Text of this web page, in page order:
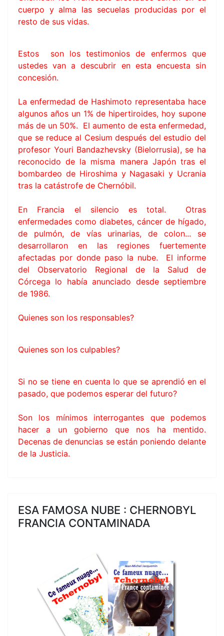
cuerpo y alma las secuelas producidas por el
resto de sus vidas.
Estos son los testimonios de enfermos que
ustedes van a descubrir en esta encuesta sin
concesión.
La enfermedad de Hashimoto representaba hace
algunos años un 1% de hipertiroides, hoy supone
más de un 50%. El aumento de esta enfermedad,
que se reduce al Cesium después del estudio del
profesor Youri Bandazhevsky (Bielorrusia), se ha
reconocido de la misma manera Japón tras el
bombardeo de Hiroshima y Nagasaki y Ucrania
tras la catástrofe de Chernóbil.
En Francia el silencio es total. Otras
enfermedades como diabetes, cáncer de hígado,
de pulmón, de vías urinarias, de colon... se
desarrollaron en las regiones fuertemente
afectadas por donde paso la nube. El informe
del Observatorio Regional de la Salud de
Córcega lo había anunciado desde septiembre
de 1986.
Quienes son los responsables?
Quienes son los culpables?
Si no se tiene en cuenta lo que se aprendió en el
pasado, que podemos esperar del futuro?
Son los mínimos interrogantes que podemos
hacer a un gobierno que nos ha mentido.
Decenas de denuncias se están poniendo delante
de la Justicia.
ESA FAMOSA NUBE : CHERNOBYL
FRANCIA CONTAMINADA